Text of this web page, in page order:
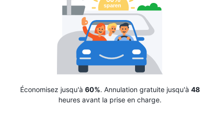
Économisez jusqu'à 60%. Annulation gratuite jusqu'à 48
heures avant la prise en charge.